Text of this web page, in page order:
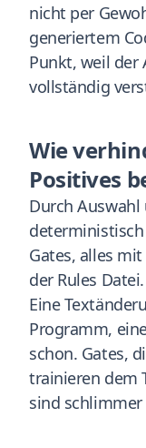
nicht per
generiertem
Punkt, weil der
vollständig
Wie
Positives
Durch
Gates, alles
der Rules
Eine
Programm,
schon. Gates,
trainieren dem
sind schlimmer